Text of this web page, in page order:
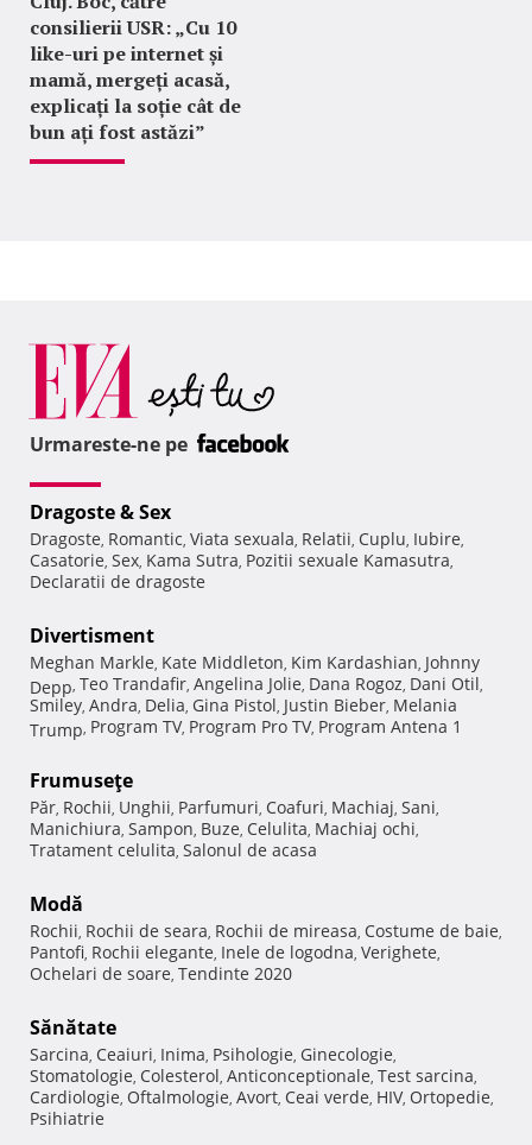
consilierii USR: „Cu 10
like-uri pe internet și
mamă, mergeți acasă,
explicați la soție cât de
bun ați fost astăzi”
Urmareste-ne pe
Dragoste & Sex
Dragoste, Romantic, Viata sexuala, Relatii, Cuplu, Iubire,
Casatorie, Sex, Kama Sutra, Pozitii sexuale Kamasutra,
Declaratii de dragoste
Divertisment
Meghan Markle, Kate Middleton, Kim Kardashian, Johnny
Depp, Teo Trandafir, Angelina Jolie, Dana Rogoz, Dani Otil,
Smiley, Andra, Delia, Gina Pistol, Justin Bieber, Melania
Trump, Program TV, Program Pro TV, Program Antena 1
Frumuseţe
Păr, Rochii, Unghii, Parfumuri, Coafuri, Machiaj, Sani,
Manichiura, Sampon, Buze, Celulita, Machiaj ochi,
Tratament celulita, Salonul de acasa
Modă
Rochii, Rochii de seara, Rochii de mireasa, Costume de baie,
Pantofi, Rochii elegante, Inele de logodna, Verighete,
Ochelari de soare, Tendinte 2020
Sănătate
Sarcina, Ceaiuri, Inima, Psihologie, Ginecologie,
Stomatologie, Colesterol, Anticonceptionale, Test sarcina,
Cardiologie, Oftalmologie, Avort, Ceai verde, HIV, Ortopedie,
Psihiatrie